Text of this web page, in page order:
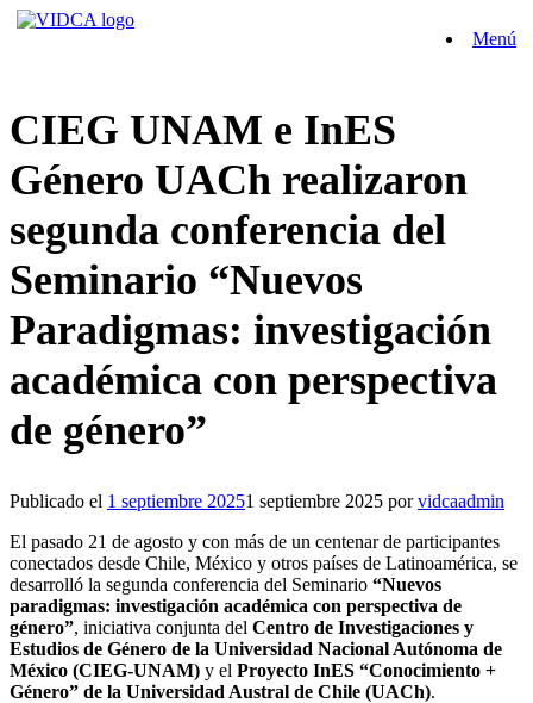
Saltar
Menú
CIEG UNAM e InES
Género UACh realizaron
segunda conferencia del
Seminario “Nuevos
Paradigmas: investigación
académica con perspectiva
de género”
Publicado el 1 septiembre 20251 septiembre 2025 porvidcaadmin
El pasado 21 de agosto y con más de un centenar de participantes
conectados desde Chile, México y otros países de Latinoamérica, se
desarrolló la segunda conferencia del Seminario “Nuevos
paradigmas: investigación académica con perspectiva de
género”, iniciativa conjunta del Centro de Investigaciones y
Estudios de Género de la Universidad Nacional Autónoma de
México (CIEG-UNAM) y el Proyecto InES “Conocimiento +
Género” de la Universidad Austral de Chile (UACh).